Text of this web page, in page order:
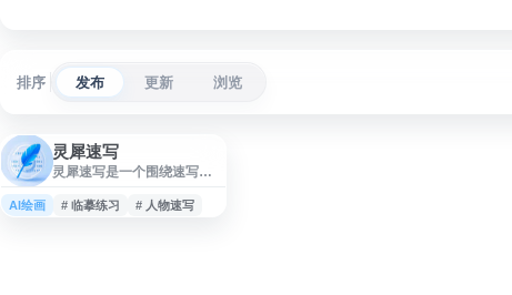
排序 发布 更新 浏览
灵犀速写
灵犀速写是一个围绕速写学
适合关注绘画基础、人物速
AI绘画 # 临摹练习 # 人物速写